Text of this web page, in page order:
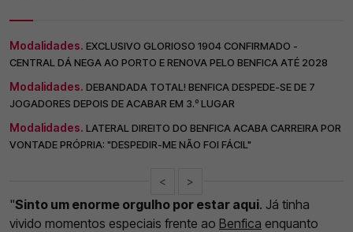
Modalidades. EXCLUSIVO GLORIOSO 1904 CONFIRMADO -
CENTRAL DÁ NEGA AO PORTO E RENOVA PELO BENFICA ATÉ 2028
Modalidades. DEBANDADA TOTAL! BENFICA DESPEDE-SE DE 7
JOGADORES DEPOIS DE ACABAR EM 3.º LUGAR
Modalidades. LATERAL DIREITO DO BENFICA ACABA CARREIRA POR
VONTADE PRÓPRIA: "DESPEDIR-ME NÃO FOI FÁCIL"
< >
"Sinto um enorme orgulho por estar aqui. Já tinha
vivido momentos especiais frente ao Benfica enquanto